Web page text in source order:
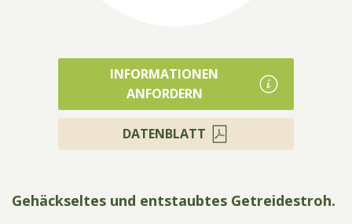
Gehäckseltes und entstaubtes Getreidestroh.
INFORMATIONEN
ANFORDERN
DATENBLATT